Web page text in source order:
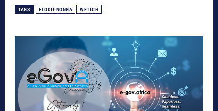
TAGS ELODIE NONGA WETECH